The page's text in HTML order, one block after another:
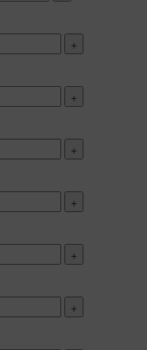
+
+
+
+
+
+